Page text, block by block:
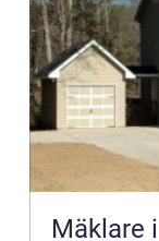
Mäklare i